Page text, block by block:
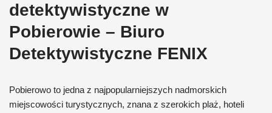
detektywistyczne w
Pobierowie – Biuro
Detektywistyczne FENIX
Pobierowo to jedna z najpopularniejszych nadmorskich
miejscowości turystycznych, znana z szerokich plaż, hoteli